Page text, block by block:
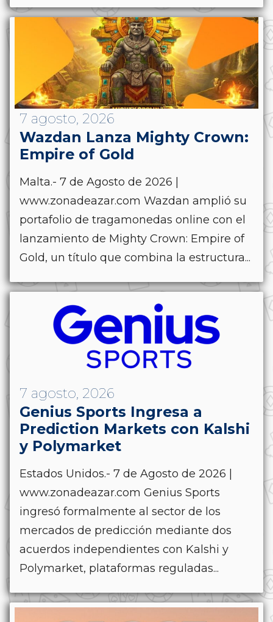
7 agosto, 2026
Wazdan Lanza Mighty Crown:
Empire of Gold
Malta.- 7 de Agosto de 2026 |
www.zonadeazar.com Wazdan amplió su
portafolio de tragamonedas online con el
lanzamiento de Mighty Crown: Empire of
Gold, un título que combina la estructura...
7 agosto, 2026
Genius Sports Ingresa a
Prediction Markets con Kalshi
y Polymarket
Estados Unidos.- 7 de Agosto de 2026 |
www.zonadeazar.com Genius Sports
ingresó formalmente al sector de los
mercados de predicción mediante dos
acuerdos independientes con Kalshi y
Polymarket, plataformas reguladas...